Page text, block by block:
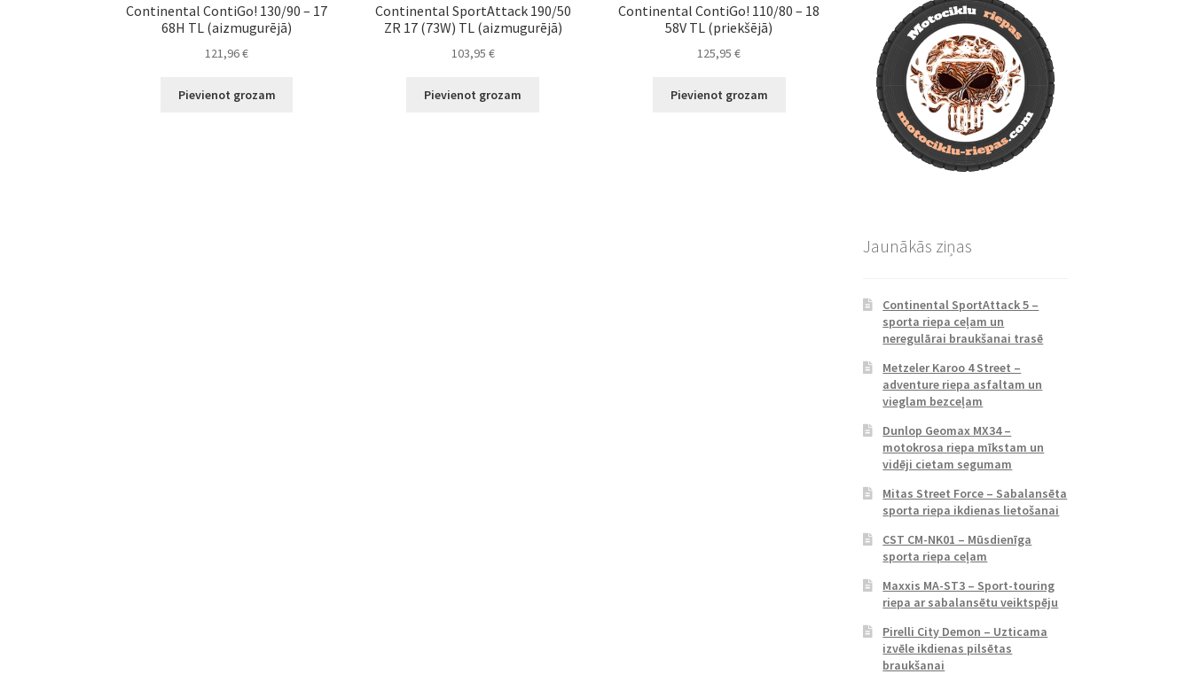
Continental ContiGo! 130/90 – 17
68H TL (aizmugurējā)
121,96€
Pievienot grozam
Continental SportAttack 190/50
ZR 17 (73W) TL (aizmugurējā)
103,95 €
Pievienot grozam
Continental ContiGo! 110/80 – 18
58V TL (priekšējā)
125,95€
Pievienot grozam
Jaunākās ziņas
Continental SportAttack 5 –
sporta riepa ceļam un
neregulārai braukšanai trasē
Metzeler Karoo 4 Street –
adventure riepa asfaltam un
vieglam bezceļam
Dunlop Geomax MX34 –
motokrosa riepa mīkstam un
vidēji cietam segumam
Mitas Street Force – Sabalansēta
sporta riepa ikdienas lietošanai
CST CM-NK01 – Mūsdienīga
sporta riepa ceļam
Maxxis MA-ST3 – Sport-touring
riepa ar sabalansētu veiktspēju
Pirelli City Demon – Uzticama
izvēle ikdienas pilsētas
braukšanai